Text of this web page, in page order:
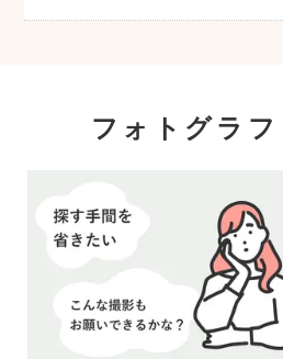
フォトグラ